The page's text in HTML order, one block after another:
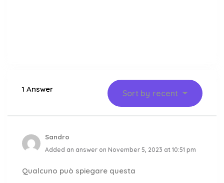
1 Answer Sort by recent
Sandro
Added an answer on November 5, 2023 at 10:51 pm
Qualcuno può spiegare questa